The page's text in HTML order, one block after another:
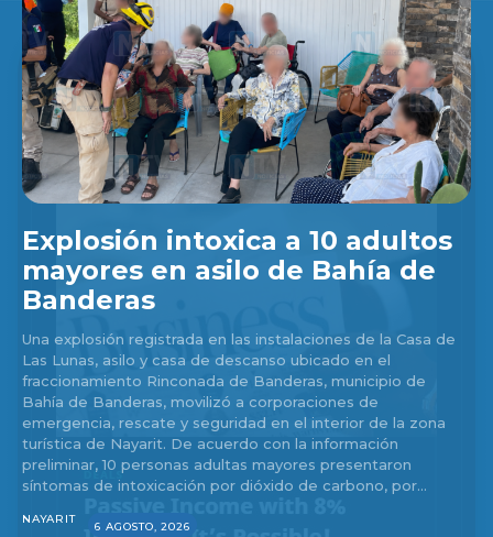
Explosión intoxica a 10 adultos
mayores en asilo de Bahía de
Banderas
Una explosión registrada en las instalaciones de la Casa de
Las Lunas, asilo y casa de descanso ubicado en el
fraccionamiento Rinconada de Banderas, municipio de
Bahía de Banderas, movilizó a corporaciones de
emergencia, rescate y seguridad en el interior de la zona
turística de Nayarit. De acuerdo con la información
preliminar, 10 personas adultas mayores presentaron
síntomas de intoxicación por dióxido de carbono, por...
NAYARIT
6 AGOSTO, 2026